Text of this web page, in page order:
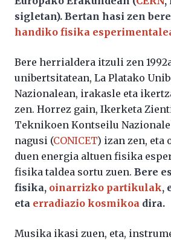
sigletan). Bertan hasi zen
handiko fisika
Bere herrialdera itzuli zen
unibertsitatean, La Platako
Nazionalean, irakasle eta
zen. Horrez gain, Ikerketa
Teknikoen Kontseilu
nagusi (CONICET) izan zen, eta
duen energia altuen fisika
fisika taldea sortu zuen. Bere
fisika, oinarrizko partikulak,
eta erradiazio kosmikoa dira.
Musika ikasi zuen, eta,